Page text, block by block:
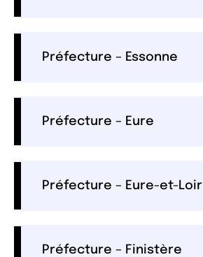
Préfecture – Essonne
Préfecture – Eure
Préfecture – Eure-et-Loir
Préfecture – Finistère